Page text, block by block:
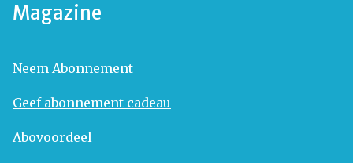
Magazine
Neem Abonnement
Geef abonnement cadeau
Abovoordeel